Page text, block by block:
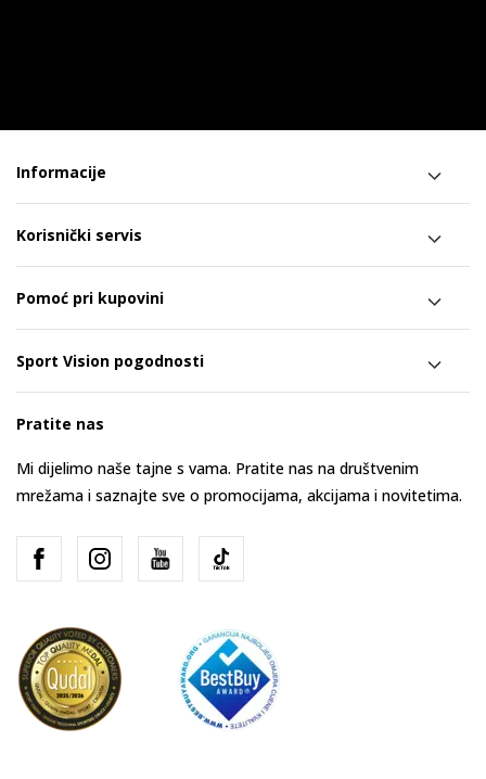
Informacije
Korisnički servis
Pomoć pri kupovini
Sport Vision pogodnosti
Pratite nas
Mi dijelimo naše tajne s vama. Pratite nas na društvenim
mrežama i saznajte sve o promocijama, akcijama i novitetima.